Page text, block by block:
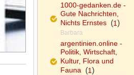
1000-gedanken.de -
Gute Nachrichten,
Nichts Ernstes(1)
Barbara
argentinien.online -
Politik, Wirtschaft,
Kultur, Flora und
Fauna(1)